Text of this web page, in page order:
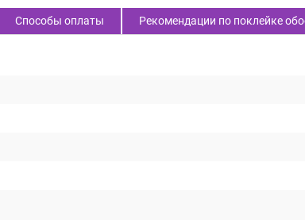
Способы оплаты Рекомендации по поклейке